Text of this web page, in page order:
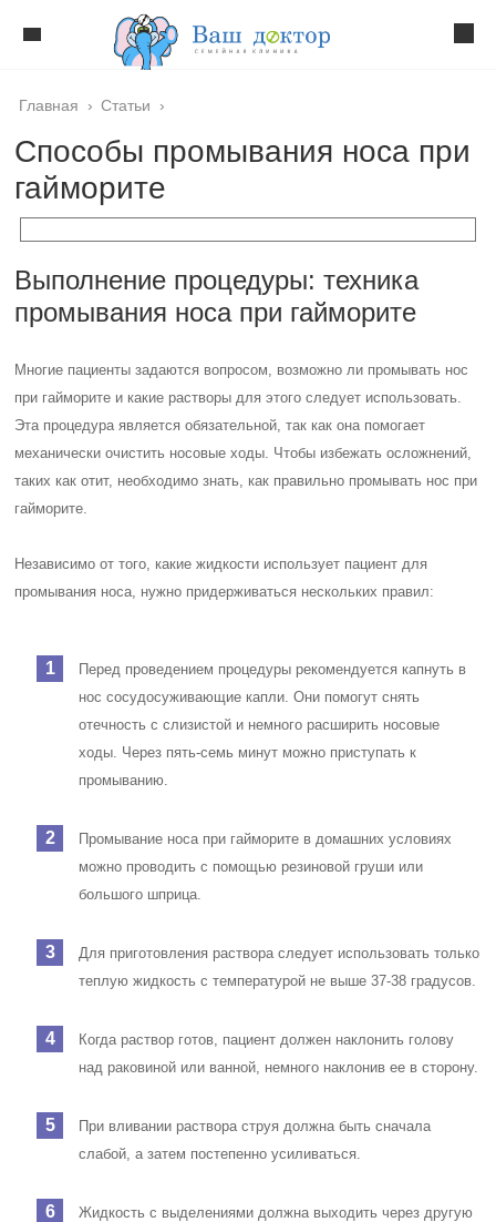
Главная › Статьи ›
Способы промывания носа при
гайморите
Выполнение процедуры: техника
промывания носа при гайморите
Многие пациенты задаются вопросом, возможно ли промывать нос
при гайморите и какие растворы для этого следует использовать.
Эта процедура является обязательной, так как она помогает
механически очистить носовые ходы. Чтобы избежать осложнений,
таких как отит, необходимо знать, как правильно промывать нос при
гайморите.
Независимо от того, какие жидкости использует пациент для
промывания носа, нужно придерживаться нескольких правил:
Перед проведением процедуры рекомендуется капнуть в
нос сосудосуживающие капли. Они помогут снять
отечность с слизистой и немного расширить носовые
ходы. Через пять-семь минут можно приступать к
промыванию.
Промывание носа при гайморите в домашних условиях
можно проводить с помощью резиновой груши или
большого шприца.
Для приготовления раствора следует использовать только
теплую жидкость с температурой не выше 37-38 градусов.
Когда раствор готов, пациент должен наклонить голову
над раковиной или ванной, немного наклонив ее в сторону.
При вливании раствора струя должна быть сначала
слабой, а затем постепенно усиливаться.
Жидкость с выделениями должна выходить через другую